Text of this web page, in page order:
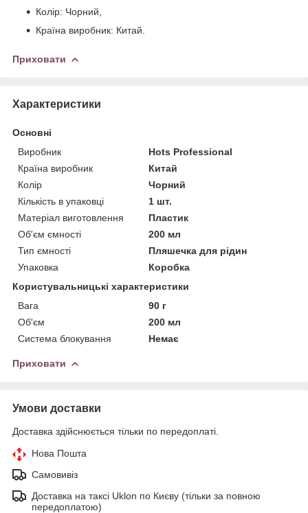
Колір: Чорний,
Країна виробник: Китай.
Приховати
Характеристики
Основні
Виробник
Hots Professional
Країна виробник
Китай
Колір
Чорний
Кількість в упаковці
1 шт.
Матеріал виготовлення
Пластик
Об'єм ємності
200 мл
Тип ємності
Пляшечка для рідин
Упаковка
Коробка
Користувальницькі характеристики
Вага
90 г
Об'єм
200 мл
Система блокування
Немає
Приховати
Умови доставки
Доставка здійснюється тільки по передоплаті.
Нова Пошта
Самовивіз
Доставка на таксі Uklon по Києву (тільки за повною
передоплатою)